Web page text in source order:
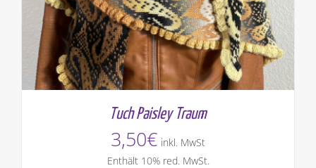
Tuch Paisley Traum
3,50€ inkl. MwSt
Enthält 10% red. MwSt.